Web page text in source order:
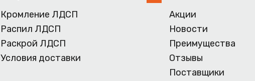
Кромление ЛДСП
Распил ЛДСП
Раскрой ЛДСП
Условия доставки
Акции
Новости
Преимущества
Отзывы
Поставщики